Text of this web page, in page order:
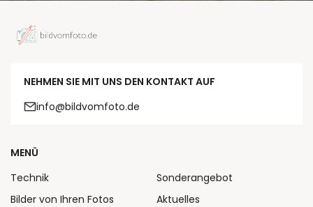
NEHMEN SIE MIT UNS DEN KONTAKT AUF
info@bildvomfoto.de
MENÜ
Technik
Bilder von Ihren Fotos
Sonderangebot
Aktuelles